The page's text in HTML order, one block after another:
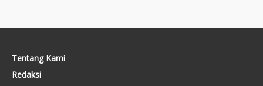
Tentang Kami
Redaksi